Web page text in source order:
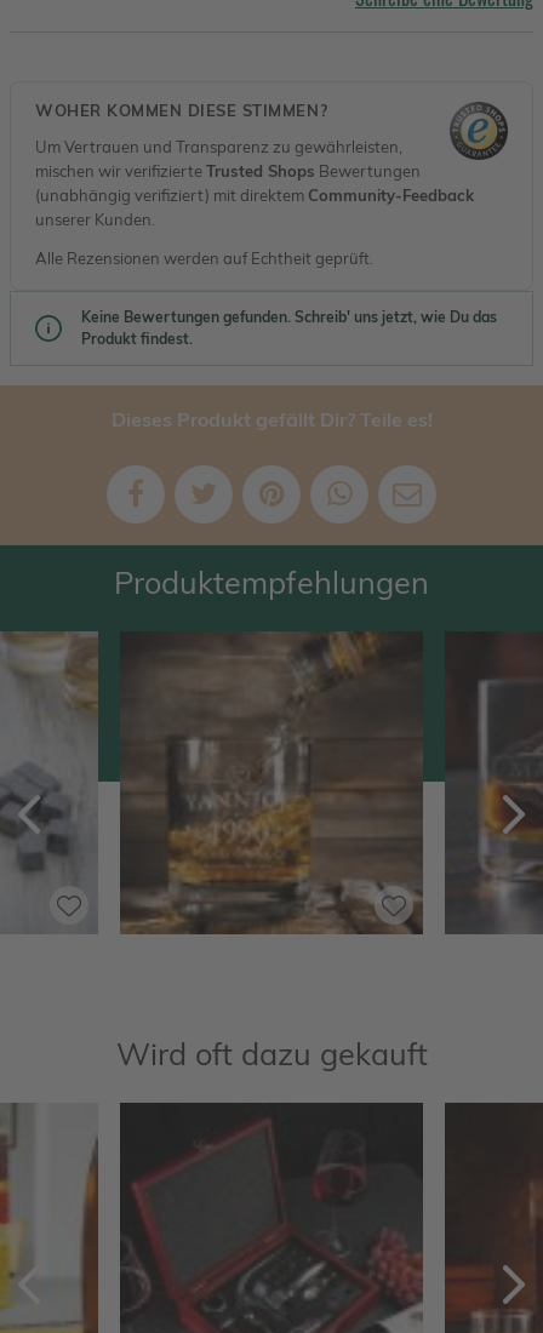
WOHER KOMMEN DIESE STIMMEN?
Um Vertrauen und Transparenz zu gewährleisten,
mischen wir verifizierteTrusted Shops Bewertungen
(unabhängig verifiziert) mit direktem Community-Feedback
unserer Kunden.
Alle Rezensionen werden auf Echtheit geprüft.
Keine Bewertungen gefunden. Schreib' uns jetzt, wie Du das
Produkt findest.
Dieses Produkt gefällt Dir? Teile es!
Produktempfehlungen
Zurück
Wird oft dazu gekauft